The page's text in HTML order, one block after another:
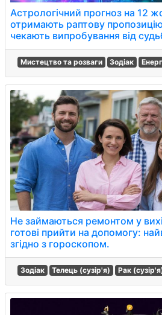
Астрологічний прогноз на 12
отримають раптову
чекають випробування від
Мистецтво та розваги Зодіак
Не займаються ремонтом у
готові прийти на допомогу:
згідно з гороскопом.
Зодіак Телець (сузір'я) Рак